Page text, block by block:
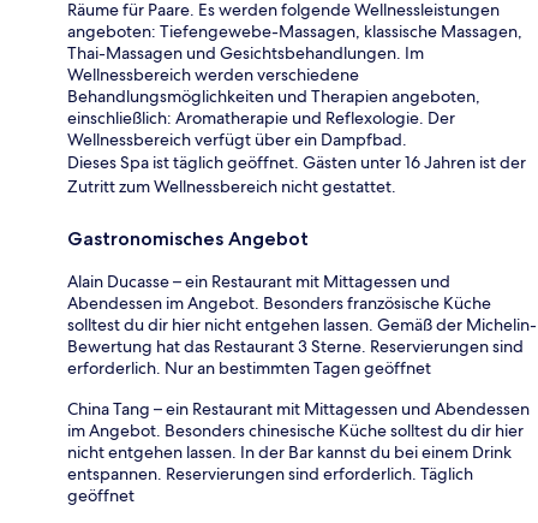
Räume für Paare. Es werden folgende Wellnessleistungen
angeboten: Tiefengewebe-Massagen, klassische Massagen,
Thai-Massagen und Gesichtsbehandlungen. Im
Wellnessbereich werden verschiedene
Behandlungsmöglichkeiten und Therapien angeboten,
einschließlich: Aromatherapie und Reflexologie. Der
Wellnessbereich verfügt über ein Dampfbad.
Dieses Spa ist täglich geöffnet. Gästen unter 16 Jahren ist der
Zutritt zum Wellnessbereich nicht gestattet.
Gastronomisches Angebot
Alain Ducasse – ein Restaurant mit Mittagessen und
Abendessen im Angebot. Besonders französische Küche
solltest du dir hier nicht entgehen lassen. Gemäß der Michelin-
Bewertung hat das Restaurant 3 Sterne. Reservierungen sind
erforderlich. Nur an bestimmten Tagen geöffnet
China Tang – ein Restaurant mit Mittagessen und Abendessen
im Angebot. Besonders chinesische Küche solltest du dir hier
nicht entgehen lassen. In der Bar kannst du bei einem Drink
entspannen. Reservierungen sind erforderlich. Täglich
geöffnet